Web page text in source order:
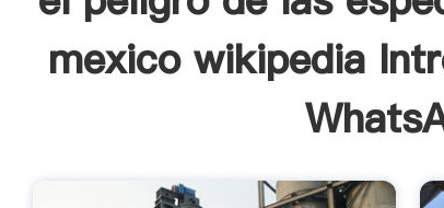
mexico wikipedia